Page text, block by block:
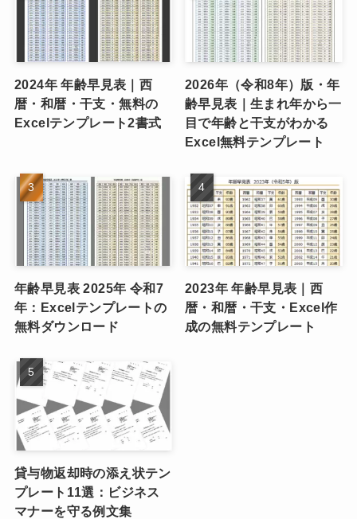
2024年 年齢早見表｜西
暦・和暦・干支・無料の
Excelテンプレート2書式
2026年（令和8年）版・年
齢早見表｜生まれ年から一
目で年齢と干支がわかる
Excel無料テンプレート
年齢早見表 2025年 令和7
年：Excelテンプレートの
無料ダウンロード
2023年 年齢早見表｜西
暦・和暦・干支・Excel作
成の無料テンプレート
貸与物返却時の添え状テン
プレート11選：ビジネス
マナーを守る例文集